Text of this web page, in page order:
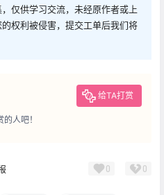
仅供学习交流，未经原作者或上
权利被侵害，提交工单后我们将
给TA打赏
人吧！
0 0